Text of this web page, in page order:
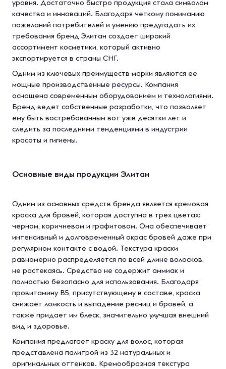
уровня. Достаточно быстро продукция стала символом
качества и инноваций. Благодаря четкому пониманию
пожеланий потребителей и умению предугадать их
требования бренд Элитан создает широкий
ассортимент косметики, который активно
экспортируется в страны СНГ.
Одним из ключевых преимуществ марки являются ее
мощные производственные ресурсы. Компания
оснащена современным оборудованием и технологиями.
Бренд ведет собственные разработки, что позволяет
ему быть востребованным вот уже десятки лет и
следить за последними тенденциями в индустрии
красоты и гигиены.
Основные виды продукции Элитан
Одним из основных средств бренда является кремовая
краска для бровей, которая доступна в трех цветах:
черном, коричневом и графитовом. Она обеспечивает
интенсивный и долговременный окрас бровей даже при
регулярном контакте с водой. Текстура краски
равномерно распределяется по всей длине волосков,
не растекаясь. Средство не содержит аммиак и
полностью безопасно для использования. Благодаря
провитамину В5, присутствующему в составе, краска
снижает ломкость и выпадение ресниц и бровей, а
также придает им блеск, значительно улучшая внешний
вид и здоровье.
Компания предлагает краску для волос, которая
представлена палитрой из 32 натуральных и
оригинальных оттенков. Кремообразная текстура